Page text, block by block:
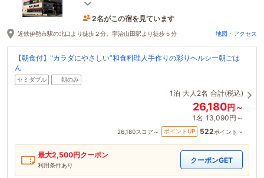
2名がこの宿を見ています
1時間前に予約されました
近鉄伊勢市駅の北口より徒歩２分。宇治山田駅より徒歩５分 地図・アクセス
【朝食付】"カラダにやさしい”和食料理人手作りの彩りヘルシー朝ごは
ん
セミダブル 朝のみ
1泊 大人2名 合計(税込)
26,180円～
1名 13,090円～
26,180スコア～ ポイントUP 522ポイント～
最大2,500円クーポン
利用条件あり
クーポンGET